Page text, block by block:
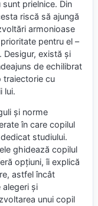
prielnice. Din
riscă să ajungă
armonioase
pentru el –
Desigur, există și
de echilibrat
traiectorie cu
lui.
și norme
în care copilul
studiului.
ghidează copilul
opțiuni, îi explică
astfel încât
și
unui copil